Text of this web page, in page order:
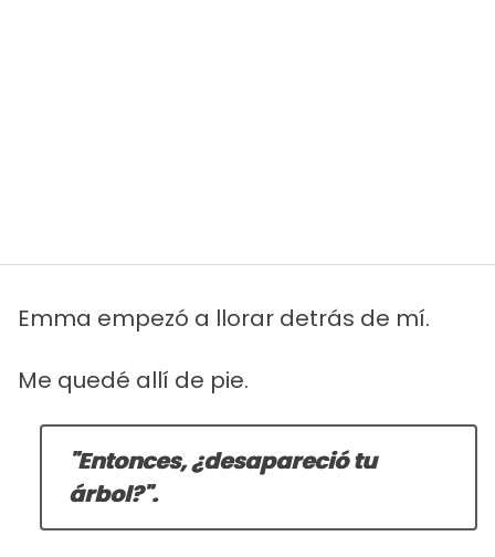
Emma empezó a llorar detrás de mí.
Me quedé allí de pie.
"Entonces, ¿desapareció tu
árbol?".